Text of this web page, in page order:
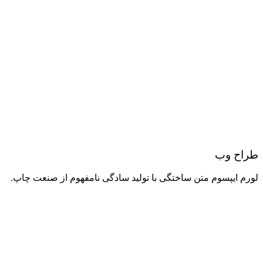
طراح وب
لورم ایپسوم متن ساختگی با تولید سادگی نامفهوم از صنعت چاپ.